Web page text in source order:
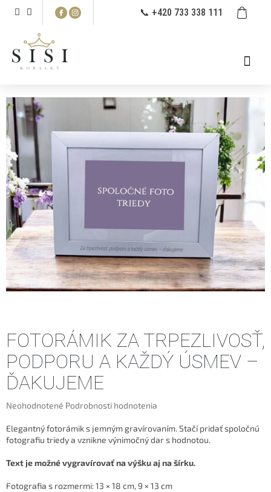
📞 +420 733 338 111
FOTORÁMIK ZA TRPEZLIVOSŤ,
PODPORU A KAŽDÝ ÚSMEV –
ĎAKUJEME
Priemerné
produktu
je
z
hviezdičiek.
Neohodnotené Podrobnosti hodnotenia
Elegantný fotorámik s jemným gravírovaním. Stačí pridať spoločnú
fotografiu triedy a vznikne výnimočný dar s hodnotou.
Text je možné vygravírovať na výšku aj na šírku.
Fotografia s rozmermi: 13 × 18 cm, 9 × 13 cm